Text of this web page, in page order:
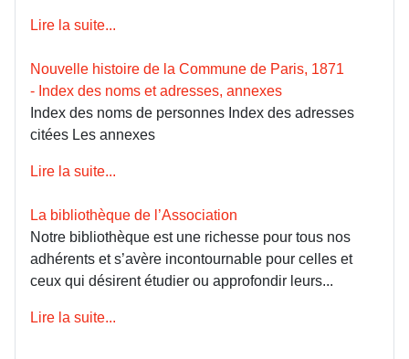
Lire la suite...
Nouvelle histoire de la Commune de Paris, 1871
- Index des noms et adresses, annexes
Index des noms de personnes Index des adresses
citées Les annexes
Lire la suite...
La bibliothèque de l’Association
Notre bibliothèque est une richesse pour tous nos
adhérents et s’avère incontournable pour celles et
ceux qui désirent étudier ou approfondir leurs...
Lire la suite...